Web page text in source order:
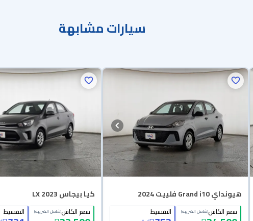
سيارات مشابهة
هيونداي Grand i10 فلييت 2024
سعر الكاش(شامل الضريبة) التقسيط
كيا بيجاس LX 2023
سعر الكاش(شامل الضريبة) التقسيط